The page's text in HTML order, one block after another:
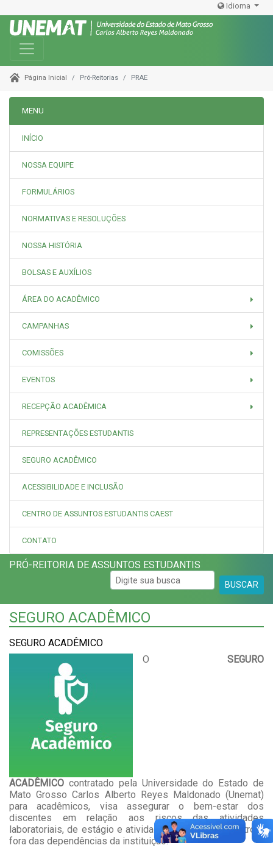
Idioma
Toggle navigation
Página Inicial Pró-Reitorias PRAE
MENU
INÍCIO
NOSSA EQUIPE
FORMULÁRIOS
NORMATIVAS E RESOLUÇÕES
NOSSA HISTÓRIA
BOLSAS E AUXÍLIOS
ÁREA DO ACADÊMICO
CAMPANHAS
COMISSÕES
EVENTOS
RECEPÇÃO ACADÊMICA
REPRESENTAÇÕES ESTUDANTIS
SEGURO ACADÊMICO
ACESSIBILIDADE E INCLUSÃO
CENTRO DE ASSUNTOS ESTUDANTIS CAEST
CONTATO
PRÓ-REITORIA DE ASSUNTOS ESTUDANTIS
BUSCAR
SEGURO ACADÊMICO
SEGURO ACADÊMICO
O SEGURO
ACADÊMICO contratado pela Universidade do Estado de
Mato Grosso Carlos Alberto Reyes Maldonado (Unemat)
para acadêmicos, visa assegurar o bem-estar dos
discentes em relação aos riscos das atividades
laboratoriais, de estágio e atividades acadêmicas dentro e
fora das dependências da instituição.